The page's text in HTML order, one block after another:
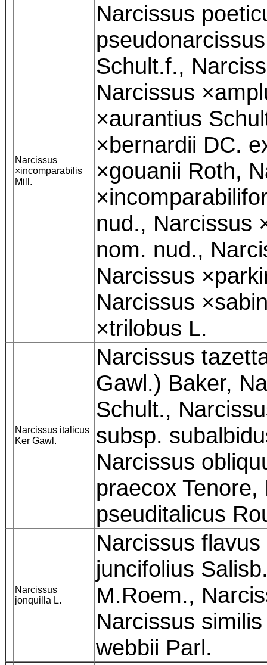
Narcissus
×incomparabilis
Mill.
Narcissus
Schult.f.,
Narcissus
×aurantius
×bernardii DC.
×gouanii Roth,
nud., Narcissus
nom. nud.,
Narcissus
Narcissus
×trilobus L.
Narcissus italicus
Ker Gawl.
Narcissus
Gawl.) Baker,
Schult.,
subsp.
Narcissus
praecox Tenore,
pseuditalicus
Narcissus
jonquilla L.
Narcissus
juncifolius
M.Roem.,
Narcissus
webbii Parl.